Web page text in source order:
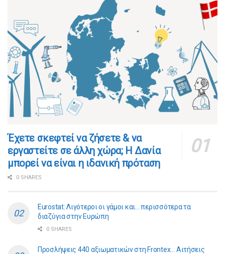
​​Έχετε σκεφτεί να ζήσετε & να
εργαστείτε σε άλλη χώρα; Η Δανία
μπορεί να είναι η ιδανική πρόταση
0 SHARES
Eurostat: Λιγότεροι οι γάμοι και… περισσότερα τα
διαζύγια στην Ευρώπη
0 SHARES
Προσλήψεις 440 αξιωματικών στη Frontex… Αιτήσεις